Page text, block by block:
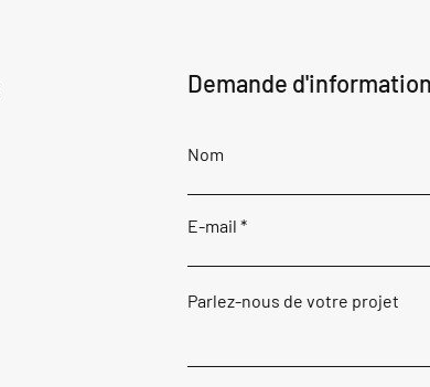
Demande
Nom
E-mail
Parlez-nous de votre projet